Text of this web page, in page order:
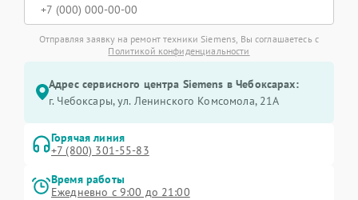
Отправляя заявку на ремонт техники Siemens, Вы соглашаетесь с
Политикой конфиденциальности
Адрес сервисного центра Siemens в Чебоксарах:
г. Чебоксары, ул. Ленинского Комсомола, 21А
Горячая линия
+7 (800) 301-55-83
Время работы
Ежедневно с 9:00 до 21:00